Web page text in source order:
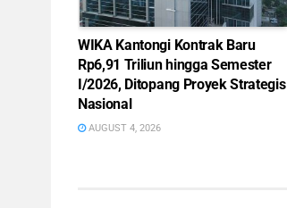
WIKA Kantongi Kontrak Baru
Rp6,91 Triliun hingga Semester
I/2026, Ditopang Proyek Strategis
Nasional
AUGUST 4, 2026